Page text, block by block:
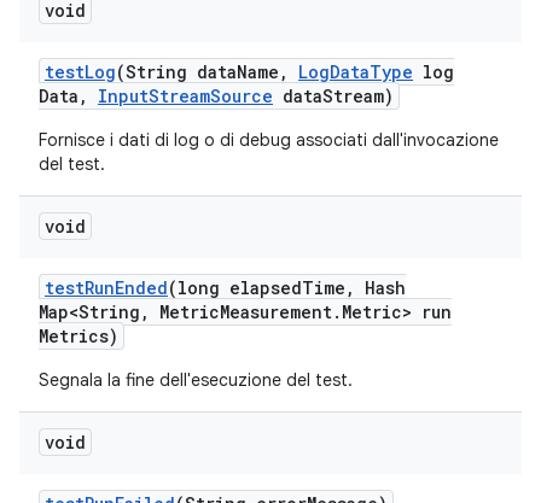
void
testLog(String dataName , LogDataType log
Data , InputStreamSource dataStream)
Fornisce i dati di log o di debug associati dall'invocazione
del test.
void
testRunEnded(long elapsedTime ,
Hash
Map<String , MetricMeasurement. Metric> run
Metrics)
Segnala la fine dell'esecuzione del test.
void